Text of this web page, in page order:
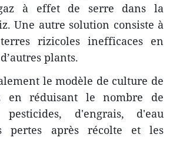
à effet de serre dans la
Une autre solution consiste à
rizicoles inefficaces en
plants.
le modèle de culture de
en réduisant le nombre de
pesticides, d'engrais, d'eau
pertes après récolte et les